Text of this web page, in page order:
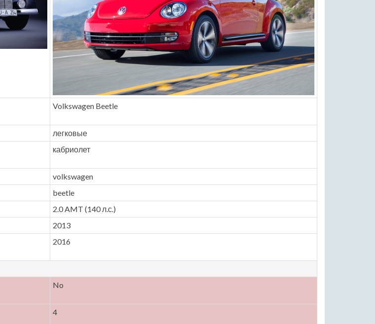
Volkswagen Beetle
легковые
кабриолет
volkswagen
beetle
2.0 AMT (140 л.с.)
2013
2016
No
4